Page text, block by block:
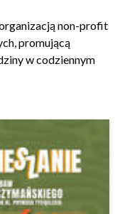
non-profit
promującą
w codziennym